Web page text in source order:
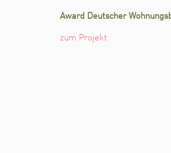
Award Deutscher
zum Projekt